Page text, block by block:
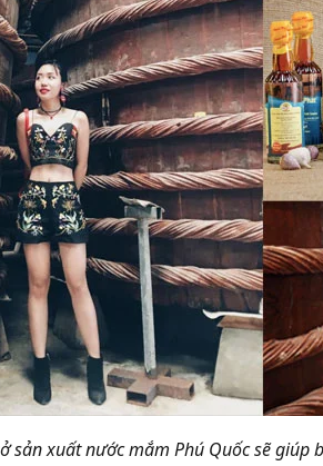
sản xuất nước mắm Phú Quốc sẽ